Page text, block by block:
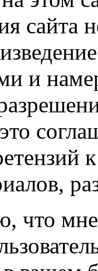
сайта
и
что